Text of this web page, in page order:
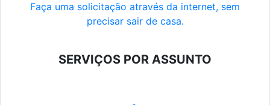
Faça uma solicitação através da internet, sem
precisar sair de casa.
SERVIÇOS POR ASSUNTO